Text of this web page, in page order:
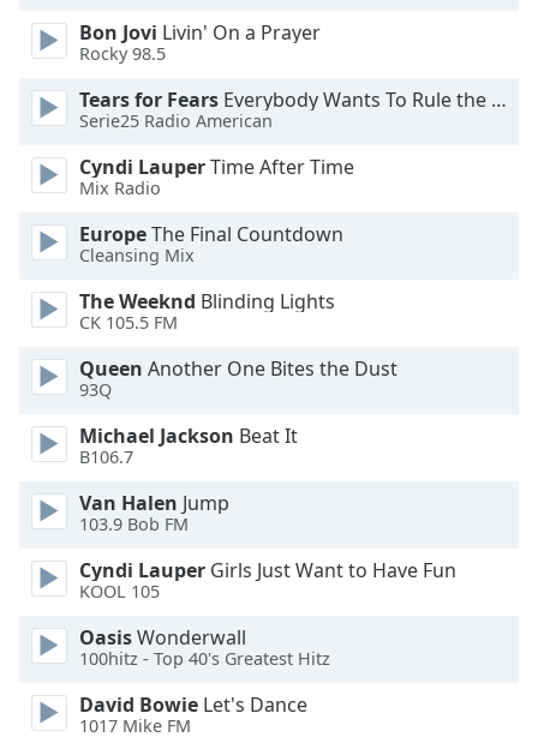
Size
Text
Edge
Style
Font
Family
Reset
Close
Modal
dialog
window.
Bon Jovi Livin' On a Prayer
Rocky 98.5
Tears for Fears Everybody Wants To Rule the World
Serie25 Radio American
Cyndi LauperTime After Time
Mix Radio
EuropeThe Final Countdown
Cleansing Mix
The Weeknd Blinding Lights
CK 105.5 FM
Queen Another One Bites the Dust
93Q
Michael Jackson Beat It
B106.7
Van Halen Jump
103.9 Bob FM
Cyndi Lauper Girls Just Want to Have Fun
KOOL 105
OasisWonderwall
100hitz - Top 40's Greatest Hitz
David Bowie Let's Dance
1017 Mike FM